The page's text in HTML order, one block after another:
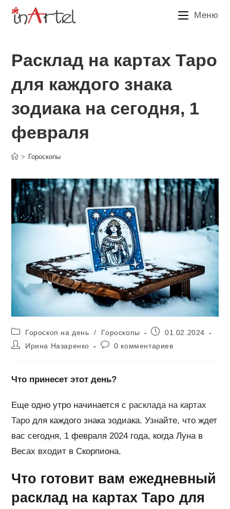
Перейти
Меню
Расклад на картах Таро
для каждого знака
зодиака на сегодня, 1
февраля
> Гороскопы
Рубрика
записи:
Гороскоп на день / Гороскопы
Запись01.02.2024
АвторИрина Назаренко
Комментарии
0 комментариев
Что принесет этот день?
Еще одно утро начинается с расклада на картах
Таро для каждого знака зодиака. Узнайте, что ждет
вас сегодня, 1 февраля 2024 года, когда Луна в
Весах входит в Скорпиона.
Что готовит вам ежедневный
расклад на картах Таро для